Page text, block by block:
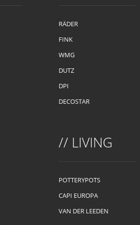
RÄDER
FINK
WMG
DUTZ
DPI
DECOSTAR
// LIVING
POTTERYPOTS
CAPI EUROPA
VAN DER LEEDEN